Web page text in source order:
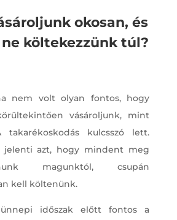
okosan, és
költekezzünk túl?
nem volt olyan fontos, hogy
vásároljunk, mint
takarékoskodás kulcsszó lett.
jelenti azt, hogy mindent meg
magunktól, csupán
kell költenünk.
időszak előtt fontos a